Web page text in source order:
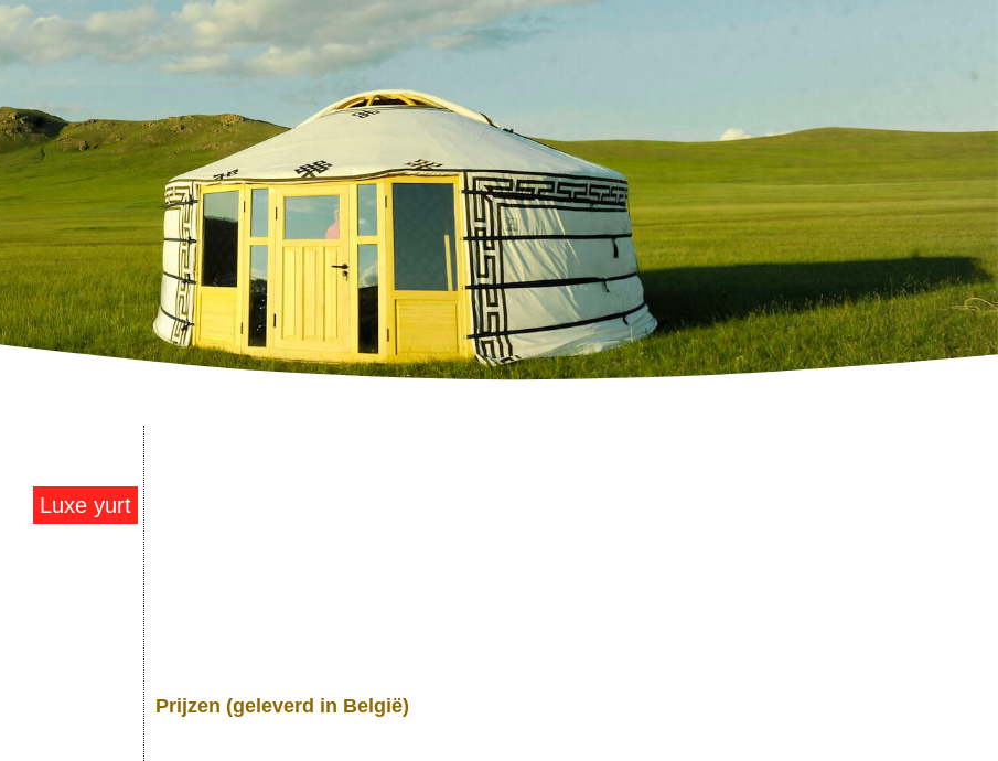
Luxe yurt
Prijzen (geleverd in België)